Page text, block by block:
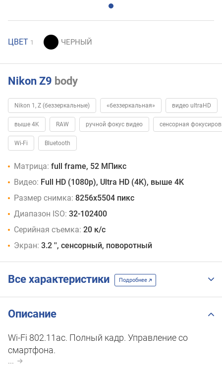
ЦВЕТ 1
Nikon Z9 body
Nikon 1, Z (беззеркальные) «беззеркальная» видео ultraHD
выше 4K RAW ручной фокус видео сенсорная
Wi-Fi Bluetooth
Матрица: full frame, 52 МПикс
Видео: Full HD (1080p), Ultra HD (4K), выше 4K
Размер снимка: 8256x5504 пикс
Диапазон ISO: 32-102400
Серийная съемка: 20 к/с
Экран: 3.2 '', сенсорный, поворотный
Все характеристики Подробнее
Описание
Wi-Fi 802.11ac. Полный кадр. Управление со
смартфона.
...